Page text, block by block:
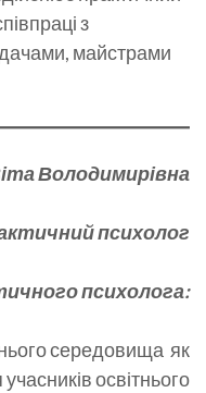
з
майстрами
Володимирівна
психолог
психолога:
середовища як
освітнього